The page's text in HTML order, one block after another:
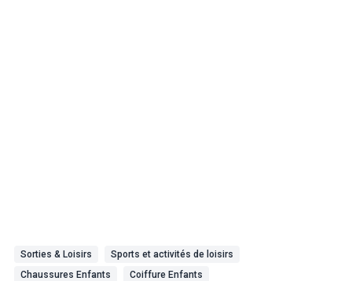
Sorties & Loisirs
Sports et activités de loisirs
Chaussures Enfants
Coiffure Enfants